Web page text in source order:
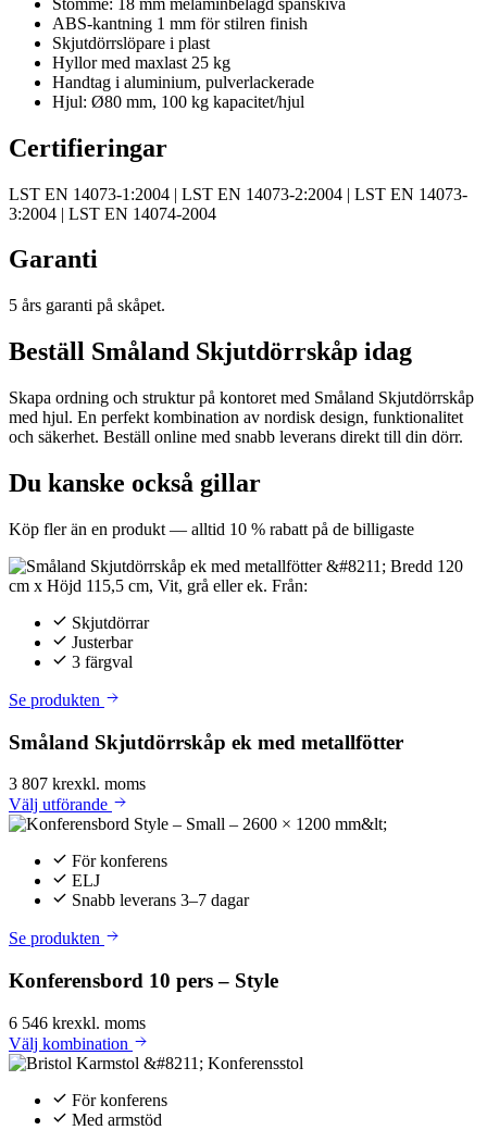
ABS-kantning 1 mm för stilren finish
Skjutdörrslöpare i plast
Hyllor med maxlast 25 kg
Handtag i aluminium, pulverlackerade
Hjul: Ø80 mm, 100 kg kapacitet/hjul
Certifieringar
LST EN 14073-1:2004 | LST EN 14073-2:2004 | LST EN 14073-
3:2004 | LST EN 14074-2004
Garanti
5 års garanti på skåpet.
Beställ Småland Skjutdörrskåp idag
Skapa ordning och struktur på kontoret med Småland Skjutdörrskåp
med hjul. En perfekt kombination av nordisk design, funktionalitet
och säkerhet. Beställ online med snabb leverans direkt till din dörr.
Du kanske också gillar
Köp fler än en produkt — alltid 10 % rabatt på de billigaste
Skjutdörrar
Justerbar
3 färgval
Se produkten
Småland Skjutdörrskåp ek med metallfötter
3 807 krexkl. moms
Välj utförande
För konferens
ELJ
Snabb leverans 3–7 dagar
Se produkten
Konferensbord 10 pers – Style
6 546 krexkl. moms
Välj kombination
För konferens
Med armstöd